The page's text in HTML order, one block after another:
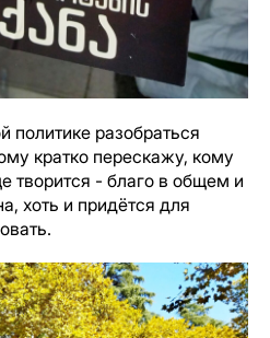
политике разобраться
кратко перескажу, кому
творится - благо в общем и
хоть и придётся для